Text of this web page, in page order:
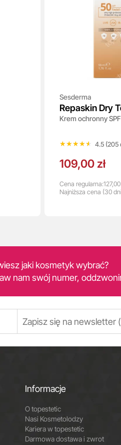
Sesderma
Repaskin Dry
Krem ochronny
★★★★★
★★★★★ 4.5 (205
109,00 zł
Cena regularna:127,00
Najniższa cena (30
jaki kosmetyk wybrać?
nam swój numer,
Informacje
O topestetic
Nasi Kosmetolodzy
Kariera w topestetic
Darmowa dostawa i zwrot